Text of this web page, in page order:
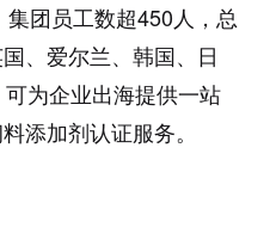
集团员工数超450人，总
、爱尔兰、韩国、日
为企业出海提供一站
添加剂认证服务。